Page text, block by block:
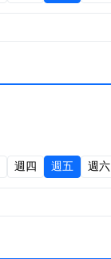
週四 週五 週六